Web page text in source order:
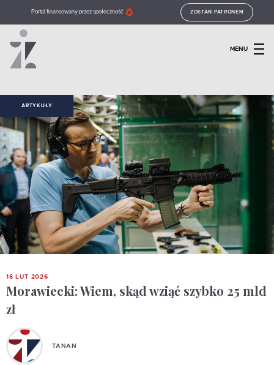
Portal finansowany przez społeczność ZOSTAŃ PATRONEM
MENU
ARTYKUŁY
16 LUT 2026
Morawiecki: Wiem, skąd wziąć szybko 25 mld
zł
TANAN